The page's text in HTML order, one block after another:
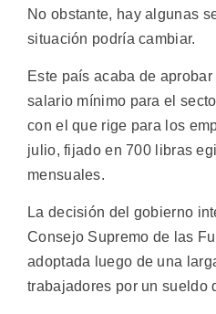
No obstante, hay algunas
situación podría cambiar.
Este país acaba de
salario mínimo para el
con el que rige para los
julio, fijado en 700 libras
mensuales.
La decisión del gobierno
Consejo Supremo de las
adoptada luego de una
trabajadores por un sueldo